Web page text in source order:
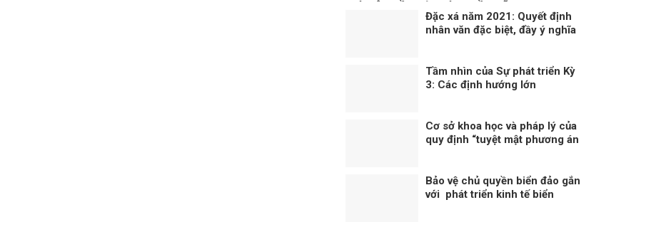
Đặc xá năm 2021: Quyết định
nhân văn đặc biệt, đầy ý nghĩa
Tầm nhìn của Sự phát triển Kỳ
3: Các định hướng lớn
Cơ sở khoa học và pháp lý của
quy định “tuyệt mật phương án
trong quản trị nhà nước hiện
đại?
Bảo vệ chủ quyền biển đảo gắn
với phát triển kinh tế biển